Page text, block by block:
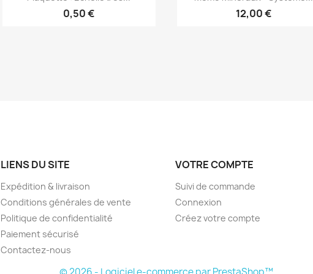
0,50 € 12,00 €
LIENS DU SITE
Expédition & livraison
Conditions générales de vente
Politique de confidentialité
Paiement sécurisé
Contactez-nous
VOTRE COMPTE
Suivi de commande
Connexion
Créez votre compte